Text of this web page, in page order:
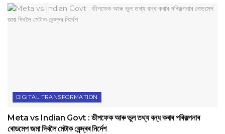
DIGITAL TRANSFORMATION
Meta vs Indian Govt : ডীপফেক আৰু ভুল তথ্য বন্ধ কৰাৰ পৰিকল্পনাৰ
ৰোডমেপ জমা দিবলৈ মেটাক কেন্দ্ৰৰ নিৰ্দেশ